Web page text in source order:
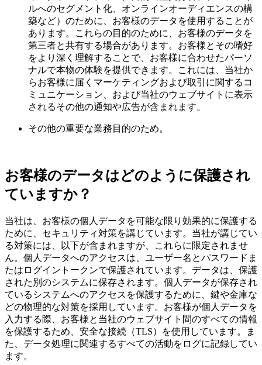
ルへのセグメント化、オンラインオーディエンスの構
築など）のために、お客様のデータを使用することが
あります。これらの目的のために、お客様のデータを
第三者と共有する場合があります。お客様とその嗜好
をより深く理解することで、お客様に合わせたパーソ
ナルで本物の体験を提供できます。これには、当社か
らお客様に届くマーケティングおよび取引に関するコ
ミュニケーション、および当社のウェブサイトに表示
されるその他の通知や広告が含まれます。
その他の重要な業務目的のため。
お客様のデータはどのように保護され
ていますか？
当社は、お客様の個人データを可能な限り効果的に保護する
ために、セキュリティ対策を講じています。当社が講じてい
る対策には、以下が含まれますが、これらに限定されませ
ん。個人データへのアクセスは、ユーザー名とパスワードま
たはログイントークンで保護されています。データは、保護
された別のシステムに保存されます。個人データが保存され
ているシステムへのアクセスを保護するために、鍵や金庫な
どの物理的な対策を採用しています。お客様が個人データを
入力する際、お客様と当社のウェブサイト間のすべての情報
を保護するため、安全な接続（TLS）を使用しています。ま
た、データ処理に関連するすべての活動をログに記録してい
ます。